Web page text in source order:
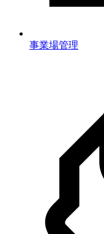
事業場管理